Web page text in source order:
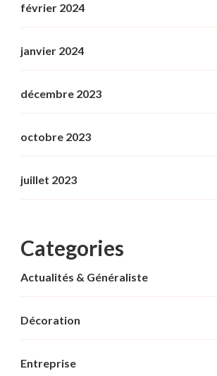
février 2024
janvier 2024
décembre 2023
octobre 2023
juillet 2023
Categories
Actualités & Généraliste
Décoration
Entreprise